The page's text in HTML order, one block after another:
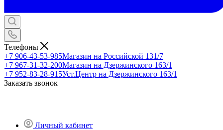
Телефоны
+7 906-43-53-985Магазин на Российской 131/7
+7 967-31-32-200Магазин на Дзержинского 163/1
+7 952-83-28-915Уст.Центр на Дзержинского 163/1
Заказать звонок
Личный кабинет